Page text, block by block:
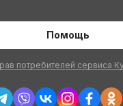
Помощь
потребителей сервиса